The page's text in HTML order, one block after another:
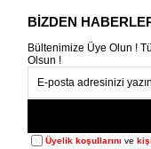
BİZDEN
Bültenimize Üye Olun !
Olsun !
Üyelik koşullarını ve